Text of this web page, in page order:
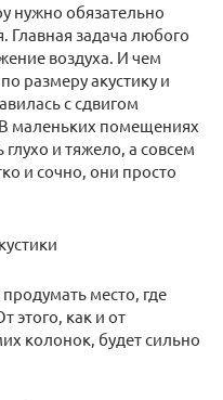
нужно обязательно
задача любого
воздуха. И чем
размеру акустику и
с сдвигом
маленьких помещениях
и тяжело, а совсем
и сочно, они просто
место, где
этого, как и от
колонок, будет сильно